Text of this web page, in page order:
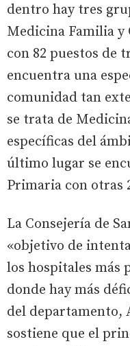
dentro hay tres
Medicina Familia
con 82 puestos de
encuentra una
comunidad tan
se trata de
específicas del
último lugar se
Primaria con otras
La Consejería de
«objetivo de
los hospitales más
donde hay más
del departamento,
sostiene que el